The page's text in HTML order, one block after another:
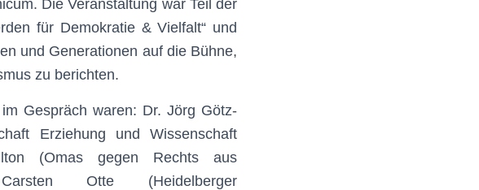
Die Veranstaltung war Teil der
für Demokratie & Vielfalt“ und
und Generationen auf die Bühne,
zu berichten.
Gespräch waren: Dr. Jörg Götz-
Erziehung und Wissenschaft
(Omas gegen Rechts aus
Otte (Heidelberger